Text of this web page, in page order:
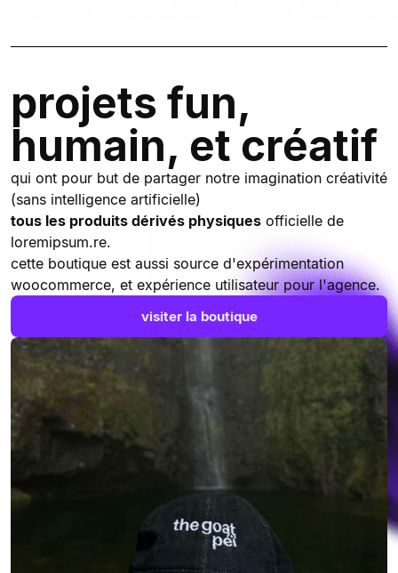
projets fun,
humain, et créatif
qui ont pour but de partager notre imagination créativité
(sans intelligence artificielle)
tous les produits dérivés physiques officielle de
loremipsum.re.
cette boutique est aussi source d'expérimentation
woocommerce, et expérience utilisateur pour l'agence.
visiter la boutique